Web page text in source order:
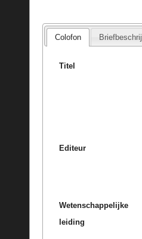
Colofon
Titel
Editeur
Wetenschappelijke
leiding